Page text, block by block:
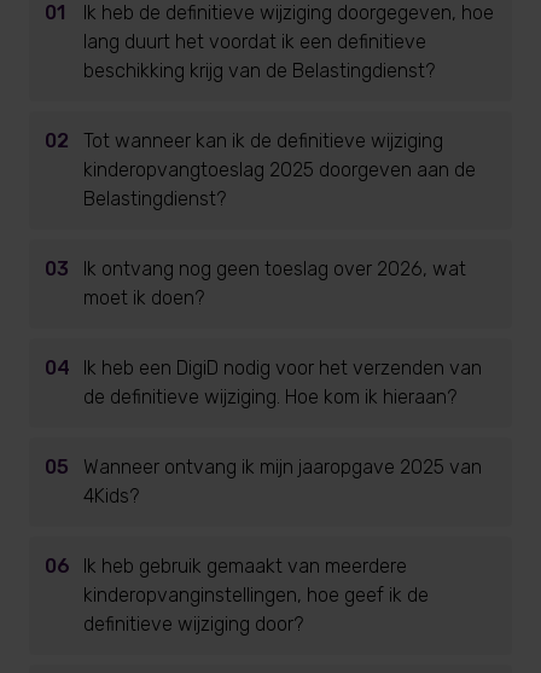
01
Ik heb de definitieve wijziging doorgegeven, hoe
lang duurt het voordat ik een definitieve
beschikking krijg van de Belastingdienst?
02
Tot wanneer kan ik de definitieve wijziging
kinderopvangtoeslag 2025 doorgeven aan de
Belastingdienst?
03
Ik ontvang nog geen toeslag over 2026, wat
moet ik doen?
04
Ik heb een DigiD nodig voor het verzenden van
de definitieve wijziging. Hoe kom ik hieraan?
05
Wanneer ontvang ik mijn jaaropgave 2025 van
4Kids?
06
Ik heb gebruik gemaakt van meerdere
kinderopvanginstellingen, hoe geef ik de
definitieve wijziging door?